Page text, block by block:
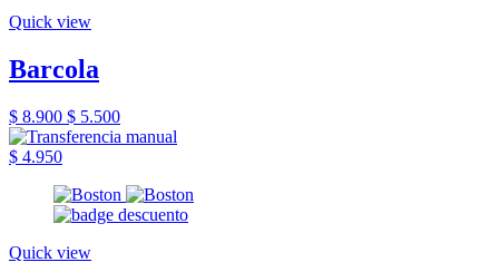
Quick view
Barcola
$ 8.900 $ 5.500
$ 4.950
Quick view